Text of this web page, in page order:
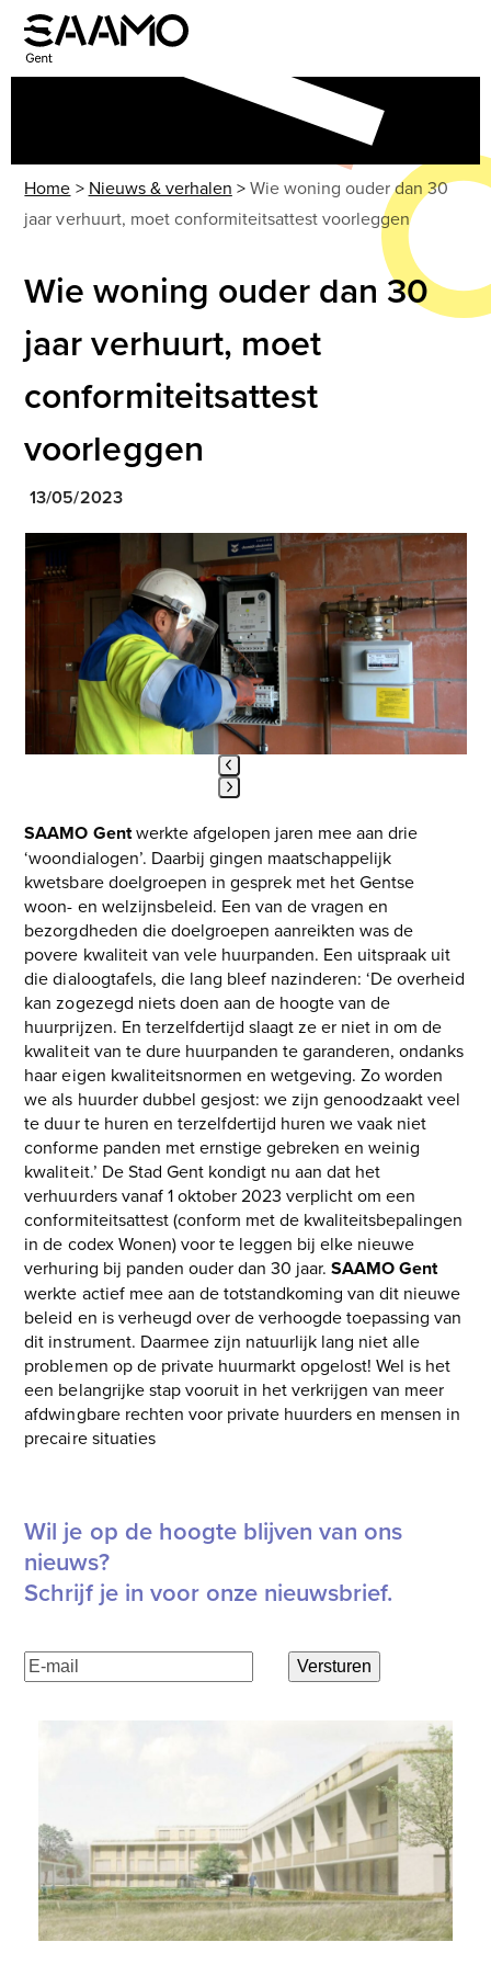
Skip
contentOpen
mobile
Close
mobile
Home > Nieuws & verhalen >Wie woning ouder dan 30
jaar verhuurt, moet conformiteitsattest voorleggen
Wie woning ouder dan 30
jaar verhuurt, moet
conformiteitsattest
voorleggen
13/05/2023
Use
the
left
arrow
keys
access
the
buttons
escape
to
go
to
the
first
slide
SAAMO Gentwerkte afgelopen jaren mee aan drie
‘woondialogen’. Daarbij gingen maatschappelijk
kwetsbare doelgroepen in gesprek met het Gentse
woon- en welzijnsbeleid. Een van de vragen en
bezorgdheden die doelgroepen aanreikten was de
povere kwaliteit van vele huurpanden. Een uitspraak uit
die dialoogtafels, die lang bleef nazinderen: ‘De overheid
kan zogezegd niets doen aan de hoogte van de
huurprijzen. En terzelfdertijd slaagt ze er niet in om de
kwaliteit van te dure huurpanden te garanderen, ondanks
haar eigen kwaliteitsnormen en wetgeving. Zo worden
we als huurder dubbel gesjost: we zijn genoodzaakt veel
te duur te huren en terzelfdertijd huren we vaak niet
conforme panden met ernstige gebreken en weinig
kwaliteit.’ De Stad Gent kondigt nu aan dat het
verhuurders vanaf 1 oktober 2023 verplicht om een
conformiteitsattest (conform met de kwaliteitsbepalingen
in de codex Wonen) voor te leggen bij elke nieuwe
verhuring bij panden ouder dan 30 jaar.SAAMO Gent
werkte actief mee aan de totstandkoming van dit nieuwe
beleid en is verheugd over de verhoogde toepassing van
dit instrument. Daarmee zijn natuurlijk lang niet alle
problemen op de private huurmarkt opgelost! Wel is het
een belangrijke stap vooruit in het verkrijgen van meer
afdwingbare rechten voor private huurders en mensen in
precaire situaties
Wil je op de hoogte blijven van ons
nieuws?
Schrijf je in voor onze nieuwsbrief.
E-
mailadres(Vereist)
Versturen